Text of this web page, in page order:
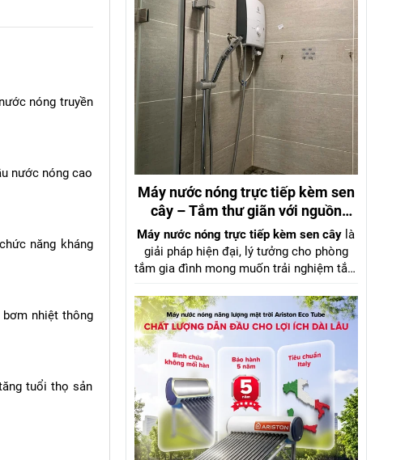
nóng truyền
nước nóng cao
năng kháng
nhiệt thông
tuổi thọ sản
số liệu cụ thể từ aristonviet.com.
Máy nước nóng trực tiếp kèm sen
cây – Tắm thư giãn với nguồn
nước mạnh mẽ, áp lực ổn định
Máy nước nóng trực tiếp kèm sen cây là
giải pháp hiện đại, lý tưởng cho phòng
tắm gia đình mong muốn trải nghiệm tắm
nghệ làm nóng tức thì và
sen cây đồng
thau cao cấp, sản phẩm mang lại luồng
nước mạnh, ổn định ngay cả khi áp lực
nước yếu, nhờ trang bị bơm trợ lực tiên
tiến.